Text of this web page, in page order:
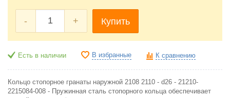
- + Купить
Есть в наличии В избранные К сравнению
Кольцо стопорное гранаты наружной 2108 2110 - d26 - 21210-
2215084-008 - Пружинная сталь стопорного кольца обеспечивает